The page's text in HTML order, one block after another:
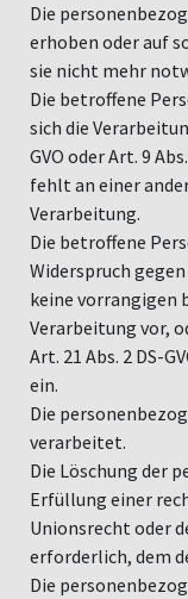
Die
erhoben oder auf
sie nicht mehr
Die betroffene
sich die
GVO oder Art. 9
fehlt an einer
Verarbeitung.
Die betroffene
Widerspruch
keine vorrangigen
Verarbeitung vor,
Art. 21 Abs. 2 DS-
ein.
Die
verarbeitet.
Die Löschung der
Erfüllung einer
Unionsrecht oder
erforderlich, dem
Die